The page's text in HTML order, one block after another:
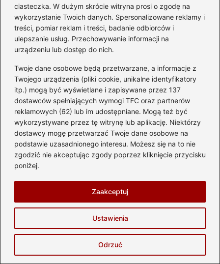
ciasteczka. W dużym skrócie witryna prosi o zgodę na
wykorzystanie Twoich danych. Spersonalizowane reklamy i
treści, pomiar reklam i treści, badanie odbiorców i
ulepszanie usług. Przechowywanie informacji na
urządzeniu lub dostęp do nich.
Twoje dane osobowe będą przetwarzane, a informacje z
Twojego urządzenia (pliki cookie, unikalne identyfikatory
itp.) mogą być wyświetlane i zapisywane przez 137
dostawców spełniających wymogi TFC oraz partnerów
reklamowych (62) lub im udostępniane. Mogą też być
wykorzystywane przez tę witrynę lub aplikację. Niektórzy
dostawcy mogę przetwarzać Twoje dane osobowe na
podstawie uzasadnionego interesu. Możesz się na to nie
zgodzić nie akceptując zgody poprzez kliknięcie przycisku
poniżej.
Ustawienia
Odrzuć
Zaakceptuj
Hubert Majewski
Nazywam się Hubert i jestem twórcą bloga
automotostrefa.pl, miejsca stworzonego z pasji do
wszystkiego, co ma koła, silnik i potrafi budzić emocje. Od
lat zgłębiam świat motoryzacji — od kultowych
samochodów i nowoczesnych motocykli, przez skutery
miejskie, aż po sportowe maszyny, które na torze pokazują
swoje prawdziwe oblicze. Na blogu znajdziesz rzetelne
testy, porady dotyczące eksploatacji, przegląd
najnowszych technologii, wskazówki dla przyszłych
kierowców oraz praktyczną wiedzę o częściach
samochodowych.
Piszę o wyścigach, trendach, przepisach ruchu drogowego
i wszystkim, co sprawia, że motoryzacja to nie tylko hobby
— to styl życia. Codziennie staram się pokazywać, że
motoryzacja jest dla każdego: pasjonata klasyków, fana
adrenaliny, początkującego kierowcy, a nawet osoby, która
po prostu lubi dobrą jazdę. Jeśli kochasz zapach benzyny,
dźwięk silnika i wiatr we włosach — jesteś we właściwym